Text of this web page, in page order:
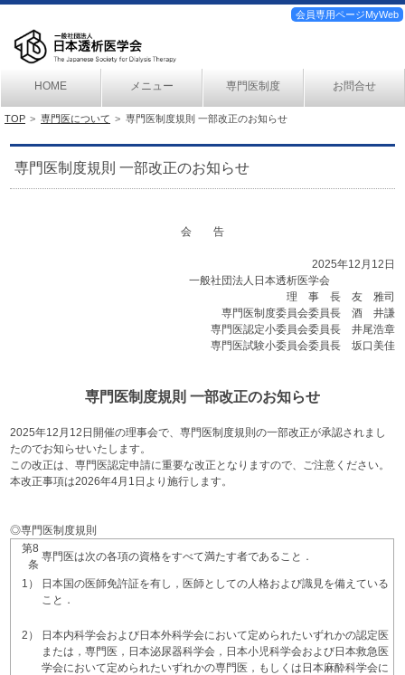
会員専用ページMyWeb
HOME メニュー 専門医制度 お問合せ
TOP 専門医について 専門医制度規則 一部改正のお知らせ
専門医制度規則 一部改正のお知らせ
会 告
2025年12月12日
一般社団法人日本透析医学会
理 事 長 友 雅司
専門医制度委員会委員長 酒 井謙
専門医認定小委員会委員長 井尾浩章
専門医試験小委員会委員長 坂口美佳
専門医制度規則 一部改正のお知らせ
2025年12月12日開催の理事会で、専門医制度規則の一部改正が承認されまし
たのでお知らせいたします。
この改正は、専門医認定申請に重要な改正となりますので、ご注意ください。
本改正事項は2026年4月1日より施行します。
◎専門医制度規則
第8
条
専門医は次の各項の資格をすべて満たす者であること．
1）
日本国の医師免許証を有し，医師としての人格および識見を備えている
こと．
2）
日本内科学会および日本外科学会において定められたいずれかの認定医
または，専門医，日本泌尿器科学会，日本小児科学会および日本救急医
学会において定められたいずれかの専門医，もしくは日本麻酔科学会に